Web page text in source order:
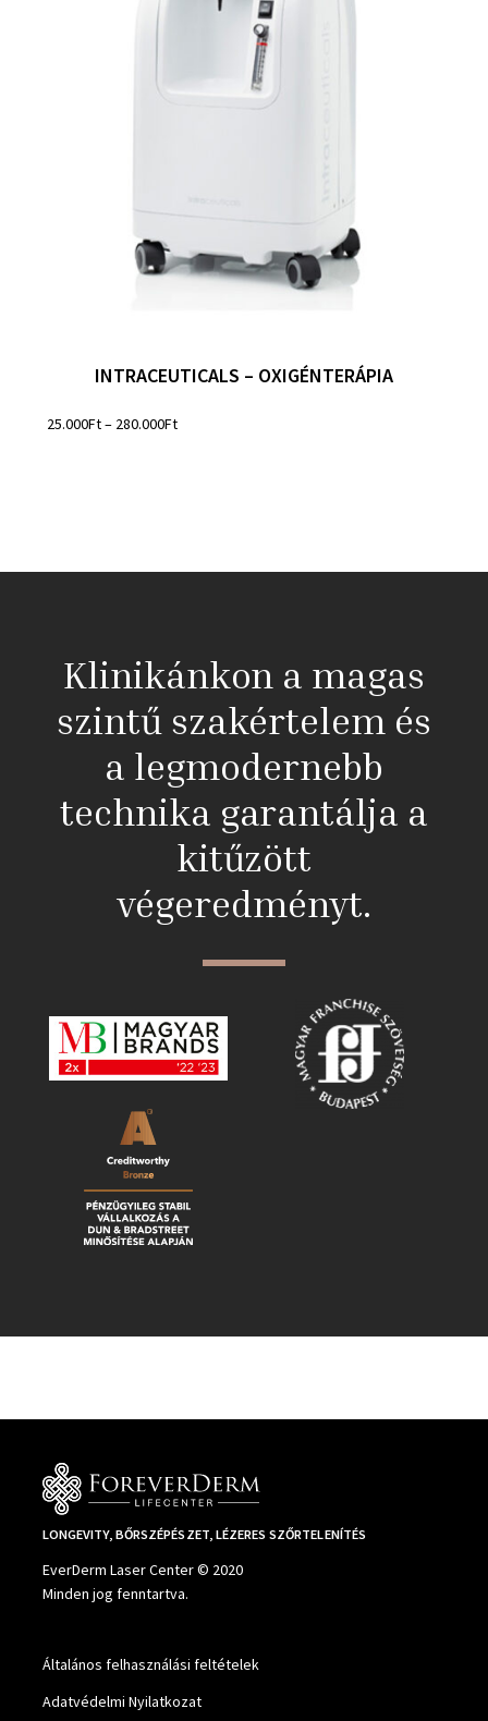
INTRACEUTICALS – OXIGÉNTERÁPIA
25.000Ft– 280.000Ft
Klinikánkon a magas
szintű szakértelem és
a legmodernebb
technika garantálja a
kitűzött
végeredményt.
LONGEVITY, BŐRSZÉPÉSZET, LÉZERES SZŐRTELENÍTÉS
EverDerm Laser Center © 2020
Minden jog fenntartva.
Általános felhasználási feltételek
Adatvédelmi Nyilatkozat